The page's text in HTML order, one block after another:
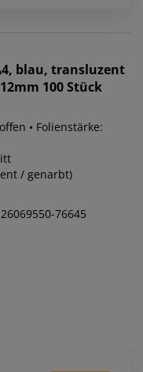
blau, transluzent
100 Stück
• Folienstärke:
/ genarbt)
76645